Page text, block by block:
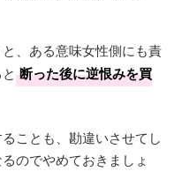
、ある意味女性側にも責
断った後に逆恨みを買
ことも、勘違いさせてし
のでやめておきましょ